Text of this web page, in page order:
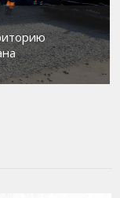
проекту по